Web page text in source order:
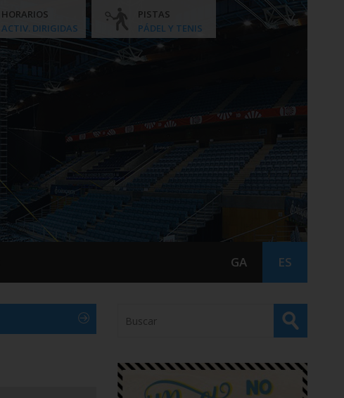
HORARIOS
ACTIV. DIRIGIDAS
PISTAS
PÁDEL Y TENIS
GA ES